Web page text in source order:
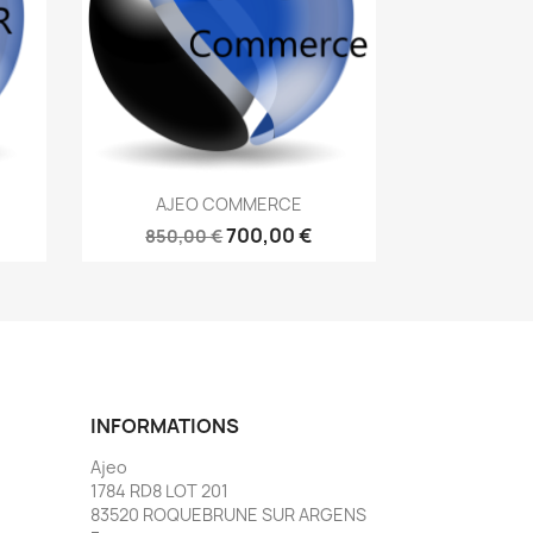
Aperçu rapide
AJEO COMMERCE
850,00 €700,00 €
INFORMATIONS
Ajeo
1784 RD8 LOT 201
83520 ROQUEBRUNE SUR ARGENS